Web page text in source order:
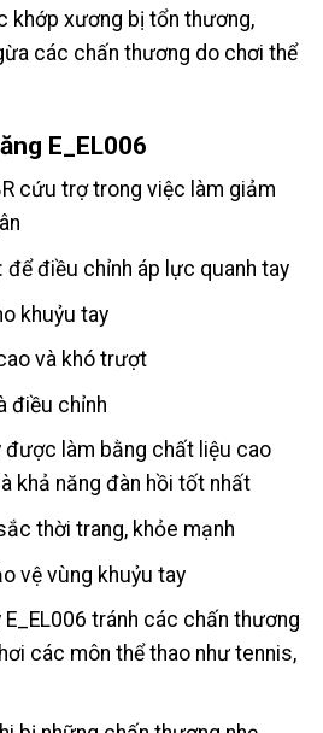
khớp xương bị tổn thương,
các chấn thương do chơi thể
E_EL006
cứu trợ trong việc làm giảm
để điều chỉnh áp lực quanh tay
khuỷu tay
và khó trượt
điều chỉnh
được làm bằng chất liệu cao
khả năng đàn hồi tốt nhất
thời trang, khỏe mạnh
vệ vùng khuỷu tay
tránh các chấn thương
các môn thể thao như tennis,